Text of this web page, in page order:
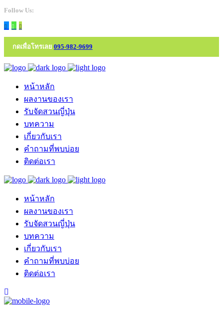
Follow Us:
กดเพื่อโทรเลย 095-982-9699
หน้าหลัก
ผลงานของเรา
รับจัดสวนญี่ปุ่น
บทความ
เกี่ยวกับเรา
คำถามที่พบบ่อย
ติดต่อเรา
หน้าหลัก
ผลงานของเรา
รับจัดสวนญี่ปุ่น
บทความ
เกี่ยวกับเรา
คำถามที่พบบ่อย
ติดต่อเรา